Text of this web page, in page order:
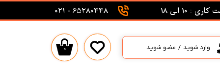
: 10 الی 18 65280448 - 021
۰ وارد شوید / عضو شوید
حساب کاربری من